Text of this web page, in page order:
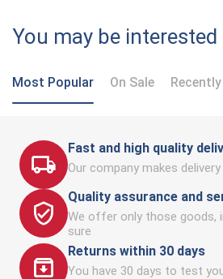
You may be interested
Most Popular On Sale
Fast and high quality
Our company makes
Quality assurance and
We offer only those goods,
sure
Returns within 30 days
You have 30 days to test